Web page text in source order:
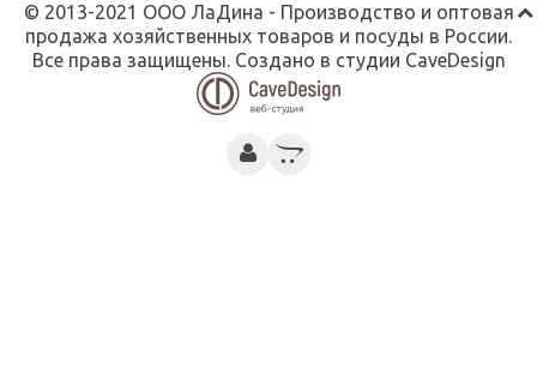
© 2013-2021 ООО ЛаДина - Производство и оптовая
продажа хозяйственных товаров и посуды в России.
Все права защищены. Создано в студии CaveDesign